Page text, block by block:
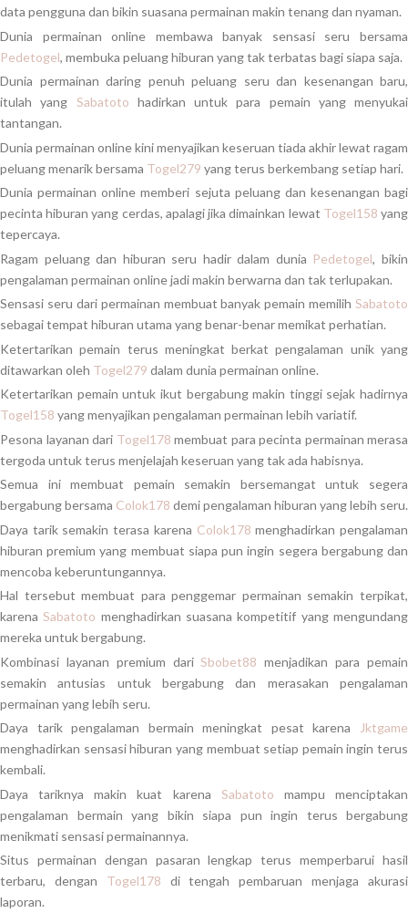
data pengguna dan bikin suasana permainan makin tenang dan nyaman.
Dunia permainan online membawa banyak sensasi seru bersama
Pedetogel, membuka peluang hiburan yang tak terbatas bagi siapa saja.
Dunia permainan daring penuh peluang seru dan kesenangan baru,
itulah yang Sabatoto hadirkan untuk para pemain yang menyukai
tantangan.
Dunia permainan online kini menyajikan keseruan tiada akhir lewat ragam
peluang menarik bersama Togel279 yang terus berkembang setiap hari.
Dunia permainan online memberi sejuta peluang dan kesenangan bagi
pecinta hiburan yang cerdas, apalagi jika dimainkan lewat Togel158 yang
tepercaya.
Ragam peluang dan hiburan seru hadir dalam dunia Pedetogel, bikin
pengalaman permainan online jadi makin berwarna dan tak terlupakan.
Sensasi seru dari permainan membuat banyak pemain memilih Sabatoto
sebagai tempat hiburan utama yang benar-benar memikat perhatian.
Ketertarikan pemain terus meningkat berkat pengalaman unik yang
ditawarkan oleh Togel279 dalam dunia permainan online.
Ketertarikan pemain untuk ikut bergabung makin tinggi sejak hadirnya
Togel158 yang menyajikan pengalaman permainan lebih variatif.
Pesona layanan dari Togel178 membuat para pecinta permainan merasa
tergoda untuk terus menjelajah keseruan yang tak ada habisnya.
Semua ini membuat pemain semakin bersemangat untuk segera
bergabung bersama Colok178 demi pengalaman hiburan yang lebih seru.
Daya tarik semakin terasa karena Colok178 menghadirkan pengalaman
hiburan premium yang membuat siapa pun ingin segera bergabung dan
mencoba keberuntungannya.
Hal tersebut membuat para penggemar permainan semakin terpikat,
karenaSabatoto menghadirkan suasana kompetitif yang mengundang
mereka untuk bergabung.
Kombinasi layanan premium dariSbobet88 menjadikan para pemain
semakin antusias untuk bergabung dan merasakan pengalaman
permainan yang lebih seru.
Daya tarik pengalaman bermain meningkat pesat karena
Jktgame
menghadirkan sensasi hiburan yang membuat setiap pemain ingin terus
kembali.
Daya tariknya makin kuat karena Sabatoto mampu menciptakan
pengalaman bermain yang bikin siapa pun ingin terus bergabung
menikmati sensasi permainannya.
Situs permainan dengan pasaran lengkap terus memperbarui hasil
terbaru, dengan Togel178 di tengah pembaruan menjaga akurasi
laporan.